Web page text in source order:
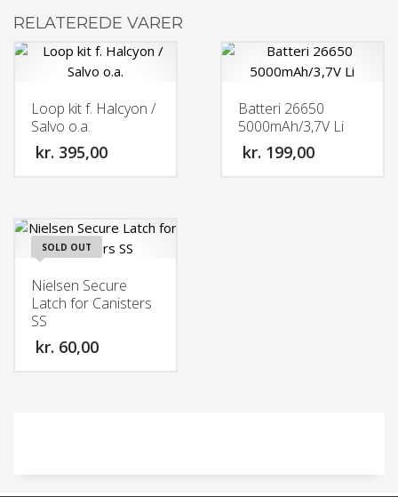
RELATEREDE VARER
Loop kit f. Halcyon /
Salvo o.a.
kr. 395,00
Batteri 26650
5000mAh/3,7V Li
kr. 199,00
SOLD OUT
Nielsen Secure
Latch for Canisters
SS
kr. 60,00